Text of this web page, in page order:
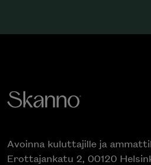
Avoinna kuluttajille ja
Erottajankatu 2, 00120